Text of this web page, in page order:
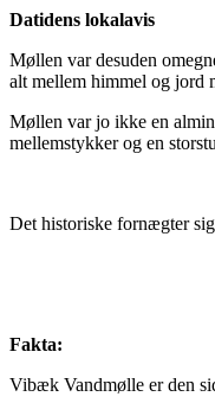
Datidens lokalavis
Møllen var desuden
alt mellem himmel og jord
Møllen var jo ikke en
mellemstykker og en
Det historiske fornægter
Fakta:
Vibæk Vandmølle er den